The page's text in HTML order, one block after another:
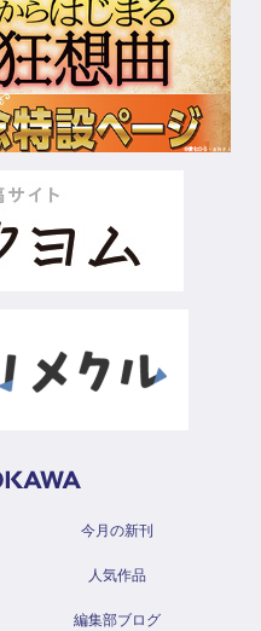
今月の新刊
人気作品
編集部ブログ